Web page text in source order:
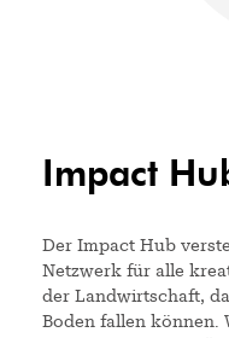
Impact
Der Impact Hub
Netzwerk für alle
der Landwirtschaft,
Boden fallen können.